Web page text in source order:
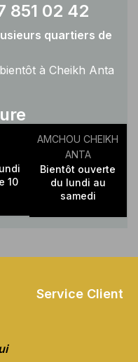
851 02 42
quartiers de
à Cheikh Anta
10
AMCHOU CHEIKH
ANTA
Bientôt ouverte
du lundi au
samedi
Service Client